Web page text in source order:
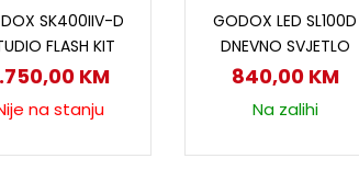
SK400IIV-D
FLASH KIT
KM
na stanju
GODOX LED SL100D
DNEVNO SVJETLO
840,00 KM
Na zalihi